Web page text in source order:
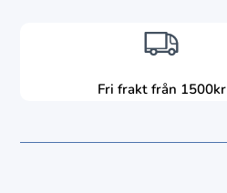
Fri frakt från 1500kr